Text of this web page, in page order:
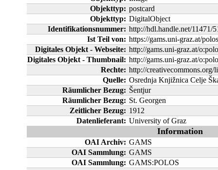
Objekttyp: postcard
Objekttyp: DigitalObject
Identifikationsnummer: http://hdl.handle.net/11471/
Ist Teil von: https://gams.uni-graz.at/polos
Digitales Objekt - Webseite: http://gams.uni-graz.at/
Digitales Objekt - Thumbnail: http://gams.uni-graz.at/
Rechte: http://creativecommons.org/
Quelle: Osrednja Knjižnica Celje
Räumlicher Bezug: Šentjur
Räumlicher Bezug: St. Georgen
Zeitlicher Bezug: 1912
Datenlieferant: University of Graz
Information
OAI Archiv: GAMS
OAI Sammlung: GAMS
OAI Sammlung: GAMS:POLOS